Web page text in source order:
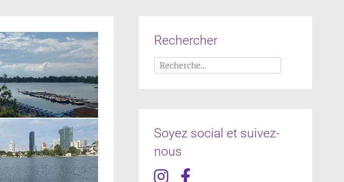
Rechercher
Rechercher :
Soyez social et suivez-
nous